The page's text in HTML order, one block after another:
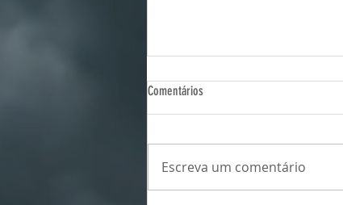
Comentários
Escreva um comentário